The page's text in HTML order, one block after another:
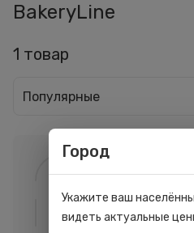
BakeryLine
1 товар
Популярные
Город
Укажите ваш
видеть актуальные